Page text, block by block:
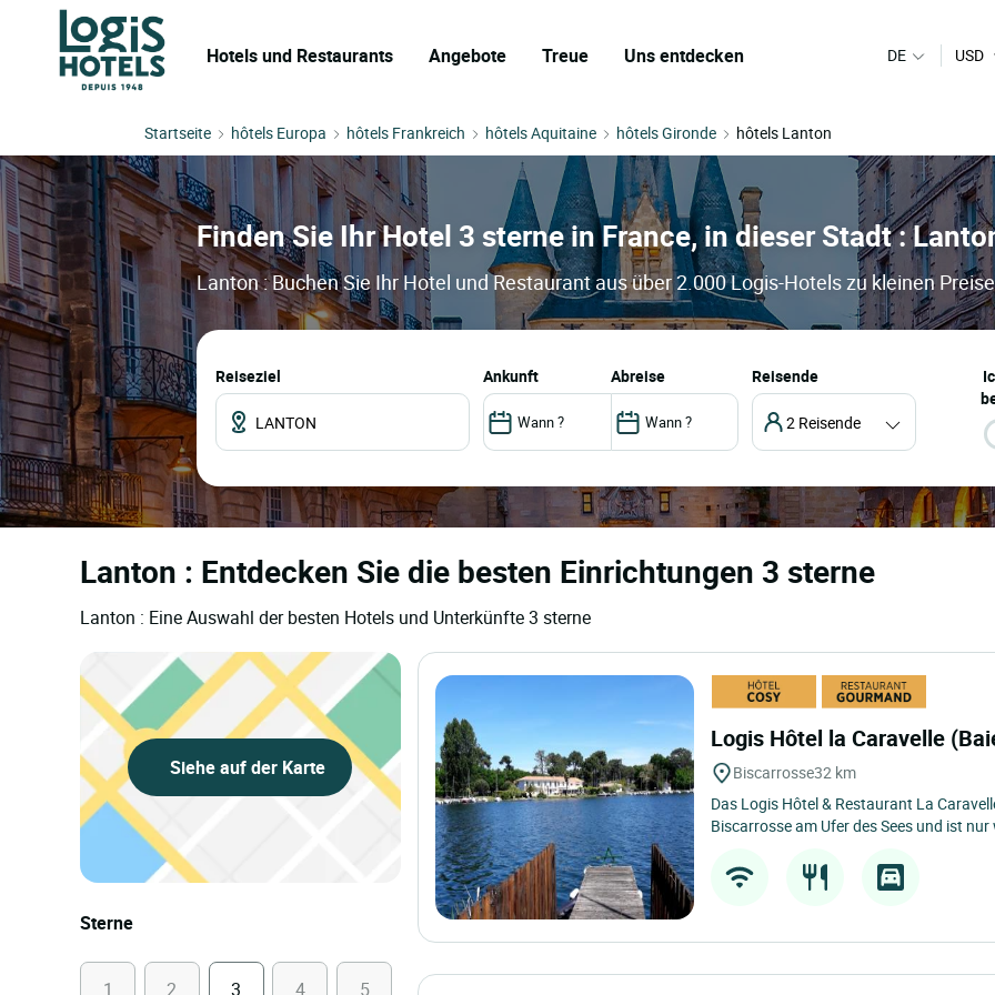
Hotels und Restaurants Angebote Treue Uns entdecken DE USD
Startseite hôtels Europa hôtels Frankreich hôtels Aquitaine hôtels Gironde hôtels Lanton
Finden Sie Ihr Hotel 3 sterne in France, in dieser Stadt :
Lanton : Buchen Sie Ihr Hotel und Restaurant aus über 2.000 Logis-Hotels zu kleinen
Reiseziel ankunft abreise Reisende
2 Reisende
Lanton : Entdecken Sie die besten Einrichtungen 3 sterne
Lanton : Eine Auswahl der besten Hotels und Unterkünfte 3 sterne
Siehe auf der Karte
Sterne
1 2 3 4 5
Logis Hôtel la Caravelle
Biscarrosse32 km
Das Logis Hôtel & Restaurant La
Biscarrosse am Ufer des Sees und ist